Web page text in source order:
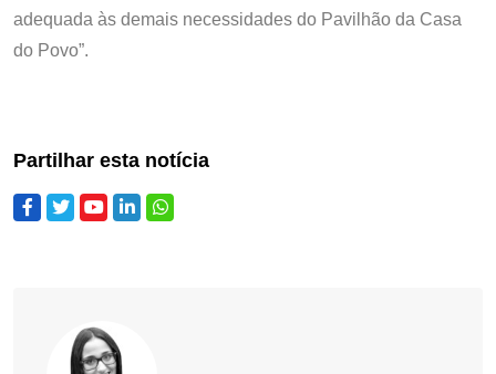
adequada às demais necessidades do Pavilhão da Casa
do Povo”.
Partilhar esta notícia